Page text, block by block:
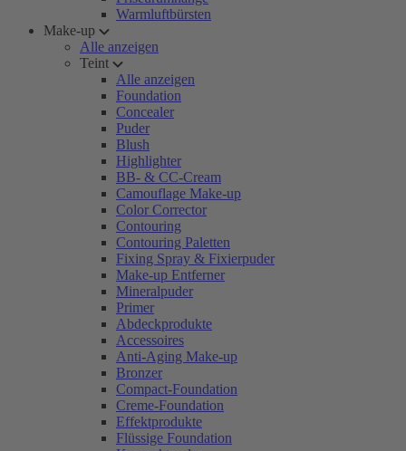
Warmluftbürsten
Make-up
Alle anzeigen
Teint
Alle anzeigen
Foundation
Concealer
Puder
Blush
Highlighter
BB- & CC-Cream
Camouflage Make-up
Color Corrector
Contouring
Contouring Paletten
Fixing Spray & Fixierpuder
Make-up Entferner
Mineralpuder
Primer
Abdeckprodukte
Accessoires
Anti-Aging Make-up
Bronzer
Compact-Foundation
Creme-Foundation
Effektprodukte
Flüssige Foundation